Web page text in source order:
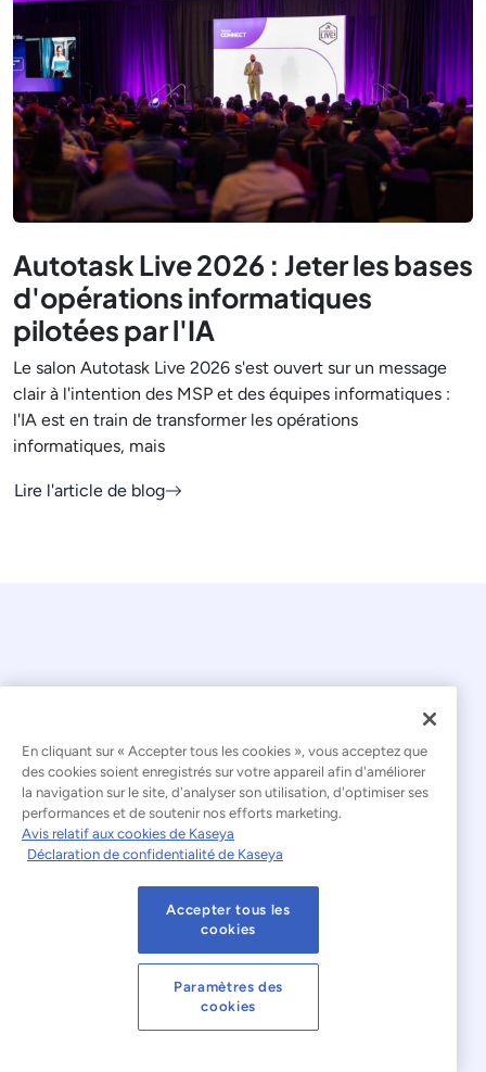
Autotask Live 2026 : Jeter les bases
d'opérations informatiques
pilotées par l'IA
Le salon Autotask Live 2026 s'est ouvert sur un message
clair à l'intention des MSP et des équipes informatiques :
l'IA est en train de transformer les opérations
informatiques, mais
Lire l'article de blog
© 2026 Kaseya. Tous droits réservés.
Français
Déclaration relative à l'esclavage moderne
Mentions légales
Conditions d'utilisation du site web
Déclaration de confidentialité
Avis relatif aux cookies
En cliquant sur « Accepter tous les cookies », vous acceptez que
des cookies soient enregistrés sur votre appareil afin d'améliorer
la navigation sur le site, d'analyser son utilisation, d'optimiser ses
performances et de soutenir nos efforts marketing.
Avis relatif aux cookies de Kaseya
Déclaration de confidentialité de Kaseya
Accepter tous les
cookies
Paramètres des
cookies